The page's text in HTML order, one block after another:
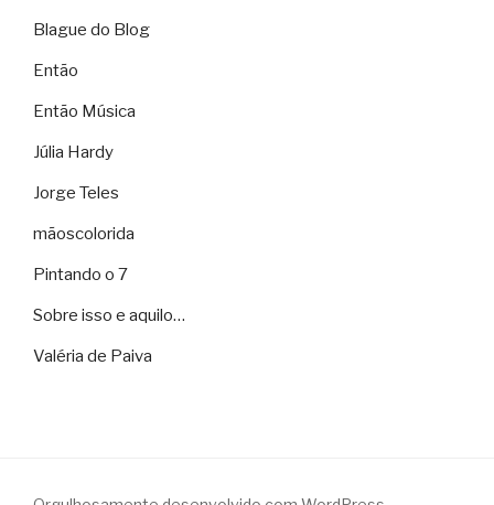
Blague do Blog
Então
Então Música
Júlia Hardy
Jorge Teles
mãoscolorida
Pintando o 7
Sobre isso e aquilo…
Valéria de Paiva